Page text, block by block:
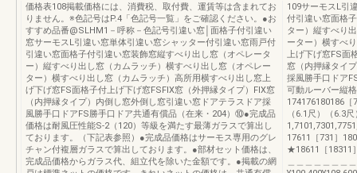
価格表108掲載価格には、消費税、取付費、運賃等は含まれてお
りません。※色記号はP.4「色記号一覧」をご確認ください。●お
すすめ品番@SLHM1－呼称－色記号引違い窓│面格子付引違い
窓サーモスL引違い窓単体引違い窓シャッター付引違い窓雨戸付
引違い窓面格子付引違い窓装飾窓縦すべり出し窓（オペレータ
ー）縦すべり出し窓（カムラッチ）横すべり出し窓（オペレー
ター）横すべり出し窓（カムラッチ）高所用横すべり出し窓上
げ下げ窓FS面格子付上げ下げ窓FSFIX窓（外押縁タイプ）FIX窓
（内押縁タイプ）内倒し窓外倒し窓引違い窓ドアテラスドア採
風勝手口ドアFS勝手口ドア共通有償品（在来・204）⑩●完成品
価格は耐風圧性能S-2（120）等級を満たす最薄ガラスで算出し
ております。（下記表参照）●完成品価格はサーモス専用のグレ
チャン付複層ガラスで算出しております。●部材セット価格は、
完成品価格からガラス代、組立代を除いた金額です。●掲載の網
109サーモスL引
付引違い窓面格
ター）縦すべり
ーター）横すべ
上げ下げ窓FS面
窓（内押縁タイ
採風勝手口ドア
可動ルーバー縦
174176180186［
（6.1尺）（6.3
17611［731］
★18611［18311